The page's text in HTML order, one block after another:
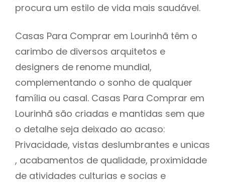
procura um estilo de vida mais saudável.
Casas Para Comprar em Lourinhã têm o
carimbo de diversos arquitetos e
designers de renome mundial,
complementando o sonho de qualquer
família ou casal. Casas Para Comprar em
Lourinhã são criadas e mantidas sem que
o detalhe seja deixado ao acaso:
Privacidade, vistas deslumbrantes e unicas
, acabamentos de qualidade, proximidade
de atividades culturias e socias e